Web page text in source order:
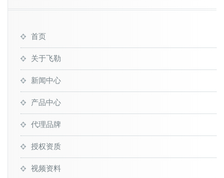
首页
关于飞勒
新闻中心
产品中心
代理品牌
授权资质
视频资料